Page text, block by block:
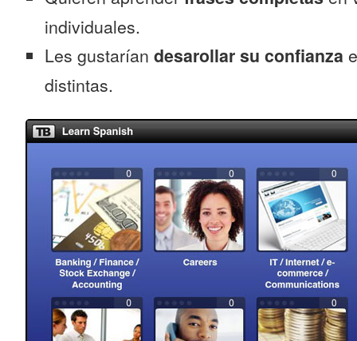
individuales.
Les gustarían desarollar su confianza
distintas.